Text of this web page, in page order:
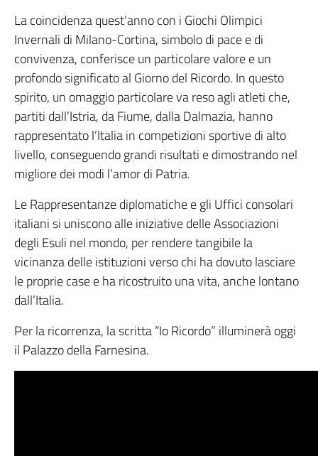
La coincidenza quest’anno con i Giochi Olimpici
Invernali di Milano-Cortina, simbolo di pace e di
convivenza, conferisce un particolare valore e un
profondo significato al Giorno del Ricordo. In questo
spirito, un omaggio particolare va reso agli atleti che,
partiti dall’Istria, da Fiume, dalla Dalmazia, hanno
rappresentato l’Italia in competizioni sportive di alto
livello, conseguendo grandi risultati e dimostrando nel
migliore dei modi l’amor di Patria.
Le Rappresentanze diplomatiche e gli Uffici consolari
italiani si uniscono alle iniziative delle Associazioni
degli Esuli nel mondo, per rendere tangibile la
vicinanza delle istituzioni verso chi ha dovuto lasciare
le proprie case e ha ricostruito una vita, anche lontano
dall’Italia.
Per la ricorrenza, la scritta “Io Ricordo” illuminerà oggi
il Palazzo della Farnesina.